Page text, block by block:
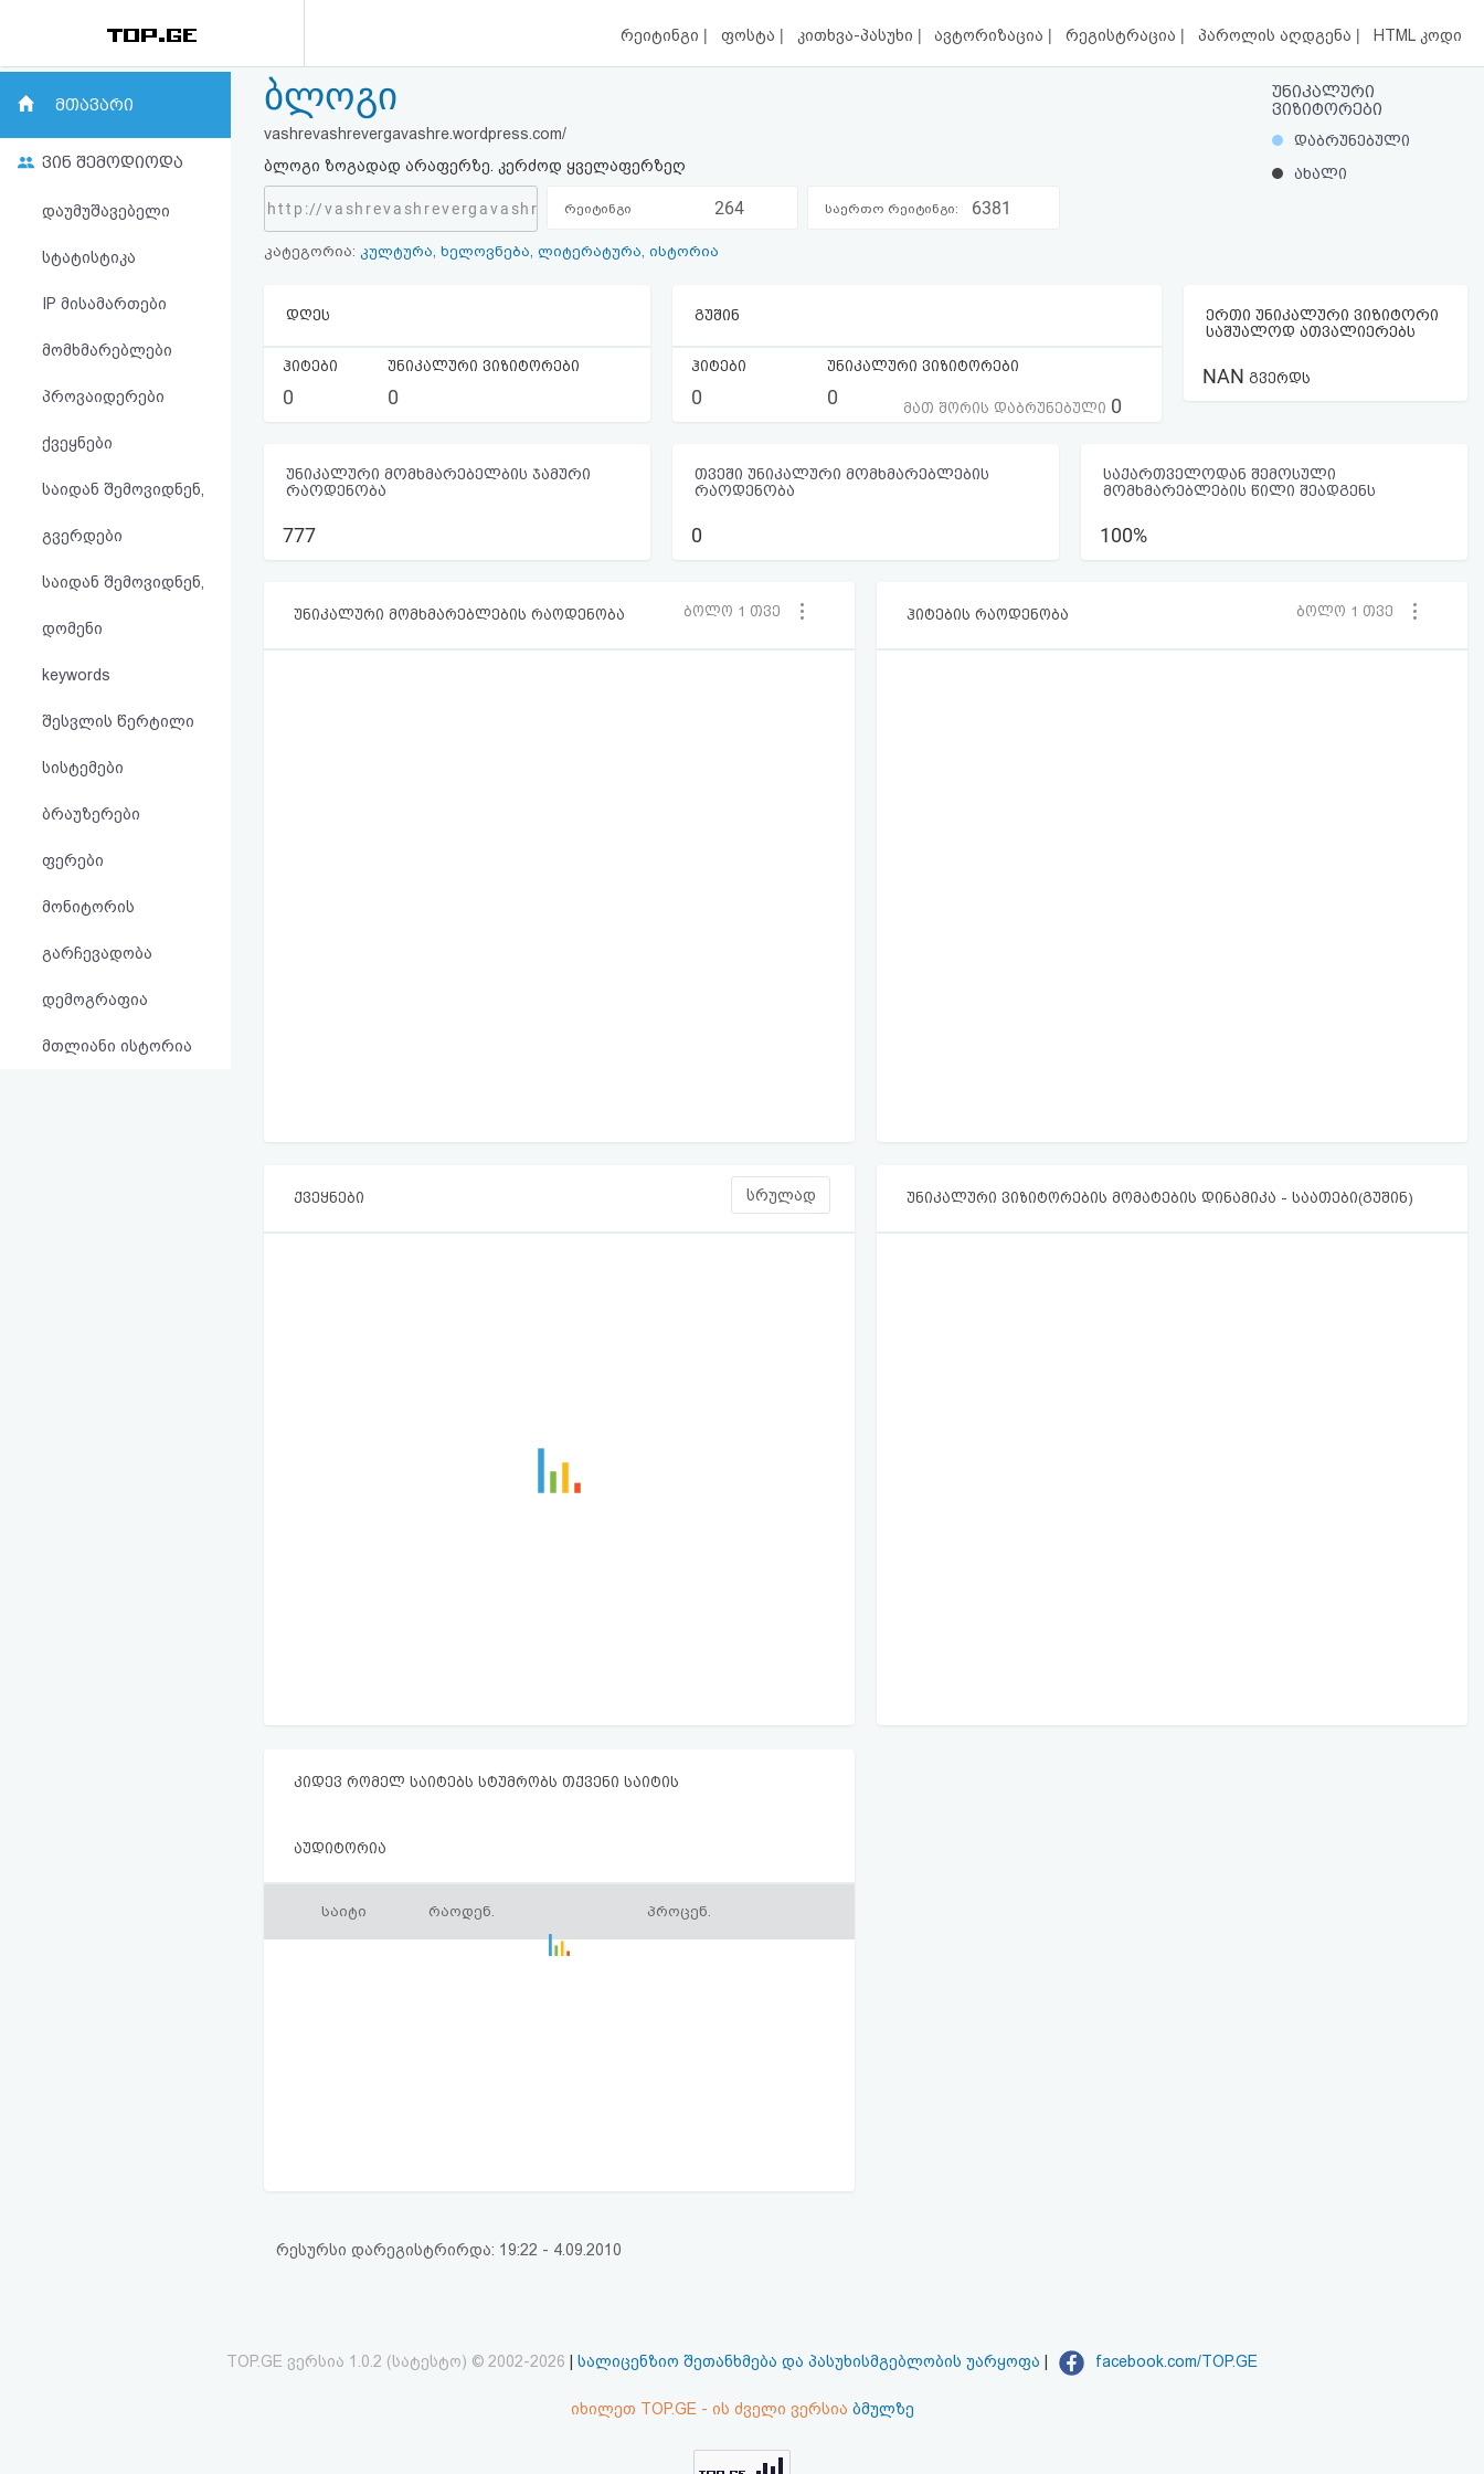
რეიტინგი | ფოსტა | კითხვა-პასუხი | ავტორიზაცია | რეგისტრაცია | პაროლის აღდგენა | HTML კოდი
რეიტინგი
(მთავარი)
კითხვა-
პასუხი
ავტორიზაცია
რეგისტრაცია
სალიცენზიო
შეთანხმება
მთავარი
ვინ შემოდიოდა
დაუმუშავებელი
სტატისტიკა
IP მისამართები
მომხმარებლები
პროვაიდერები
ქვეყნები
საიდან შემოვიდნენ,
გვერდები
საიდან შემოვიდნენ,
დომენი
keywords
შესვლის წერტილი
სისტემები
ბრაუზერები
ფერები
მონიტორის
გარჩევადობა
დემოგრაფია
მთლიანი ისტორია
ბლოგი
vashrevashrevergavashre.wordpress.com/
ბლოგი ზოგადად არაფერზე. კერძოდ ყველაფერზეღ
http://vashrevashrevergavashre.wordpress.com/
რეიტინგი
კატეგორიაში:
264 საერთო რეიტინგი: 6381
კატეგორია: კულტურა, ხელოვნება, ლიტერატურა, ისტორია
უნიკალური
ვიზიტორები
დაბრუნებული
ახალი
დღეს
ჰიტები
0
უნიკალური ვიზიტორები
0
გუშინ
ჰიტები
0
უნიკალური ვიზიტორები
0 მათ შორის დაბრუნებული 0
ერთი უნიკალური ვიზიტორი
საშუალოდ ათვალიერებს
NAN გვერდს
უნიკალური მომხმარებელბის ჯამური
რაოდენობა
777
თვეში უნიკალური მომხმარებლების
რაოდენობა
0
საქართველოდან შემოსული
მომხმარებლების წილი შეადგენს
100%
უნიკალური მომხმარებლების რაოდენობა ბოლო 1 თვე ჰიტების რაოდენობა ბოლო 1 თვე
ქვეყნები სრულად უნიკალური ვიზიტორების მომატების დინამიკა - საათები(გუშინ)
კიდევ რომელ საიტებს სტუმრობს თქვენი საიტის
აუდიტორია
საიტი რაოდენ. პროცენ.
რესურსი დარეგისტრირდა: 19:22 - 4.09.2010
TOP.GE ვერსია 1.0.2 (სატესტო) © 2002-2026 სალიცენზიო შეთანხმება და პასუხისმგებლობის უარყოფა facebook.com/TOP.GE
იხილეთ TOP.GE - ის ძველი ვერსია ბმულზე